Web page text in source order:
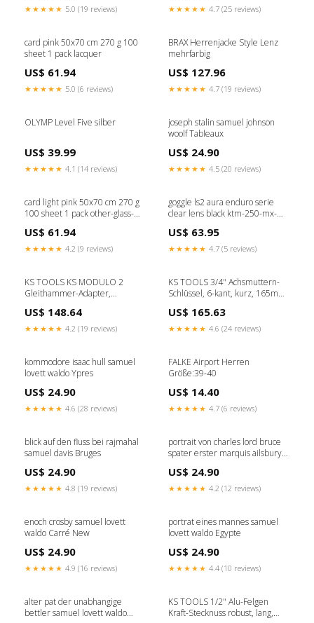
★★★★★ 5.0 (19 reviews) ★★★★★ 4.7 (25 reviews)
card pink 50x70 cm 270 g 100
sheet 1 pack lacquer
US$ 61.94
★★★★★ 5.0 (6 reviews)
BRAX Herrenjacke Style Lenz
mehrfarbig
US$ 127.96
★★★★★ 4.7 (19 reviews)
OLYMP Level Five silber
US$ 39.99
★★★★★ 4.1 (14 reviews)
joseph stalin samuel johnson
woolf Tableaux
US$ 24.90
★★★★★ 4.5 (20 reviews)
card light pink 50x70 cm 270 g
100 sheet 1 pack other-glass-
US$ 61.94
★★★★★ 4.2 (9 reviews)
goggle ls2 aura enduro serie
clear lens black ktm-250-mx-
US$ 63.95
★★★★★ 4.7 (5 reviews)
KS TOOLS KS MODULO 2
Gleithammer-Adapter,
m.wendt
US$ 148.64
★★★★★ 4.2 (19 reviews)
KS TOOLS 3/4" Achsmuttern-
Schlüssel, 6-kant, kurz, 165mm
US$ 165.63
★★★★★ 4.6 (24 reviews)
kommodore isaac hull samuel
lovett waldo Ypres
US$ 24.90
★★★★★ 4.6 (28 reviews)
FALKE Airport Herren
Größe:39-40
US$ 14.40
★★★★★ 4.7 (6 reviews)
blick auf den fluss bei rajmahal
samuel davis Bruges
US$ 24.90
★★★★★ 4.8 (19 reviews)
portrait von charles lord bruce
spater erster marquis ailsbury
Styrie
US$ 24.90
★★★★★ 4.2 (12 reviews)
enoch crosby samuel lovett
waldo Carré New
US$ 24.90
★★★★★ 4.9 (16 reviews)
portrat eines mannes samuel
lovett waldo Egypte
US$ 24.90
★★★★★ 4.4 (10 reviews)
alter pat der unabhangige
bettler samuel lovett waldo
KS TOOLS 1/2" Alu-Felgen
Kraft-Stecknuss robust, lang,